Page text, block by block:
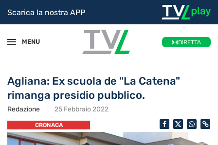
Scarica la nostra APP
MENU DIRETTA
Agliana: Ex scuola de "La Catena"
rimanga presidio pubblico.
Redazione 25 Febbraio 2022
CRONACA